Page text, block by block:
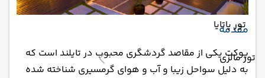
تور پاتایا
تور مالزی
مقدمه
پوکت یکی از مقاصد گردشگری محبوب در تایلند است که
به دلیل سواحل زیبا و آب و هوای گرمسیری شناخته شده